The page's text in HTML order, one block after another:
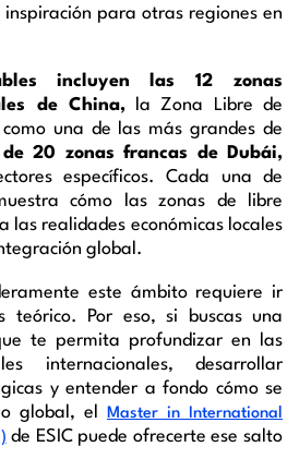
para otras regiones en
incluyen las 12 zonas
de China, la Zona Libre de
como una de las más grandes de
de 20 zonas francas de Dubái,
específicos. Cada una de
cómo las zonas de libre
las realidades económicas locales
global.
este ámbito requiere ir
teórico. Por eso, si buscas una
te permita profundizar en las
internacionales, desarrollar
y entender a fondo cómo se
global, el
Master in International
de ESIC puede ofrecerte ese salto